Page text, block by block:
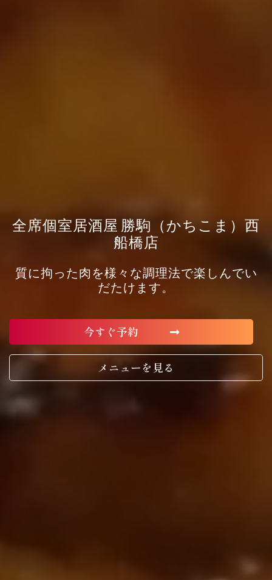
全席個室居酒屋 勝駒（かちこま）西
船橋店
質に拘った肉を様々な調理法で楽しんでい
だたけます。
今すぐ予約
メニューを見る